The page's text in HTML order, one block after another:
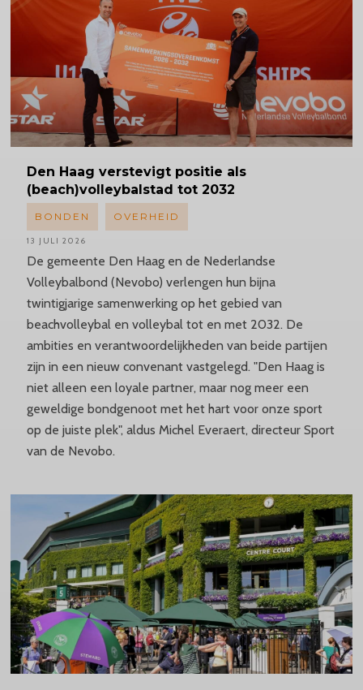
Den Haag verstevigt positie als
(beach)volleybalstad tot 2032
De gemeente Den Haag en de Nederlandse
Volleybalbond (Nevobo) verlengen hun bijna
twintigjarige samenwerking op het gebied van
beachvolleybal en volleybal tot en met 2032. De
ambities en verantwoordelijkheden van beide partijen
zijn in een nieuw convenant vastgelegd. "Den Haag is
niet alleen een loyale partner, maar nog meer een
geweldige bondgenoot met het hart voor onze sport
op de juiste plek", aldus Michel Everaert, directeur Sport
van de Nevobo.
BONDEN OVERHEID
13 JULI 2026